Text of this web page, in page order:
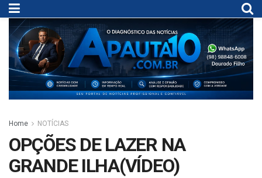
Home NOTÍCIAS
OPÇÕES DE LAZER NA
GRANDE ILHA(VÍDEO)